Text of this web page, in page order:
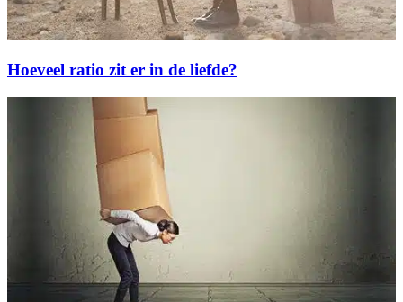
Hoeveel ratio zit er in de liefde?